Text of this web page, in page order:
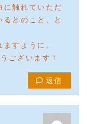
に触れていただ
とのこと、と
すように。
ございます！
返信